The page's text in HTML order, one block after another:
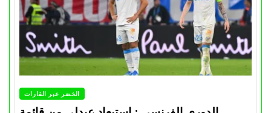
الخضر عبر القارات